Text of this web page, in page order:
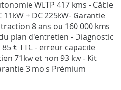
WLTP 417 kms - Câble
11kW + DC 225kW- Garantie
8 ans ou 160 000 kms
plan d'entretien - Diagnostic
€ TTC - erreur capacite
71kw et non 93 kw - Kit
3 mois Prémium